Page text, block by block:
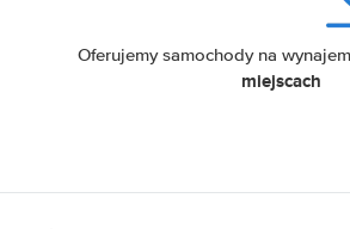
Oferujemy samochody na
miejscach